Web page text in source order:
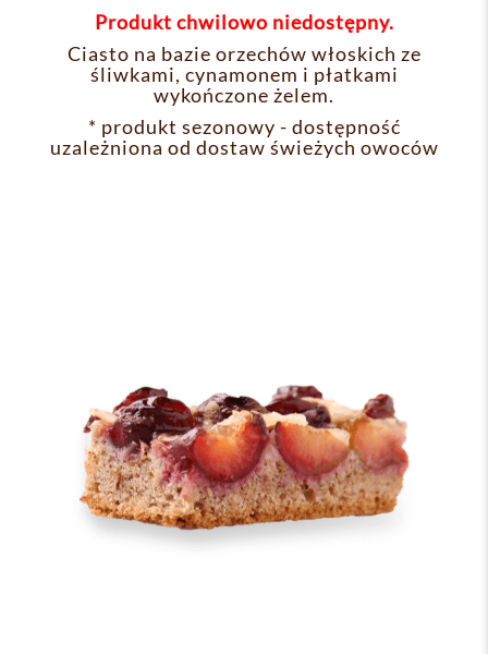
Produkt chwilowo niedostępny.
Ciasto na bazie orzechów włoskich ze
śliwkami, cynamonem i płatkami
wykończone żelem.
* produkt sezonowy - dostępność
uzależniona od dostaw świeżych owoców